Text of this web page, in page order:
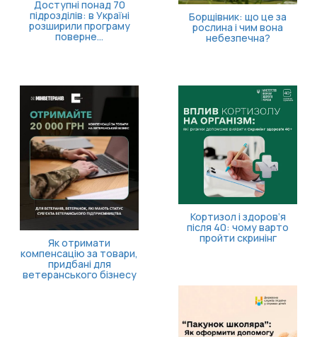
Доступні понад 70
підрозділів: в Україні
розширили програму
поверне...
Борщівник: що це за
рослина і чим вона
небезпечна?
Як отримати
компенсацію за товари,
придбані для
ветеранського бізнесу
Кортизол і здоров’я
після 40: чому варто
пройти скринінг